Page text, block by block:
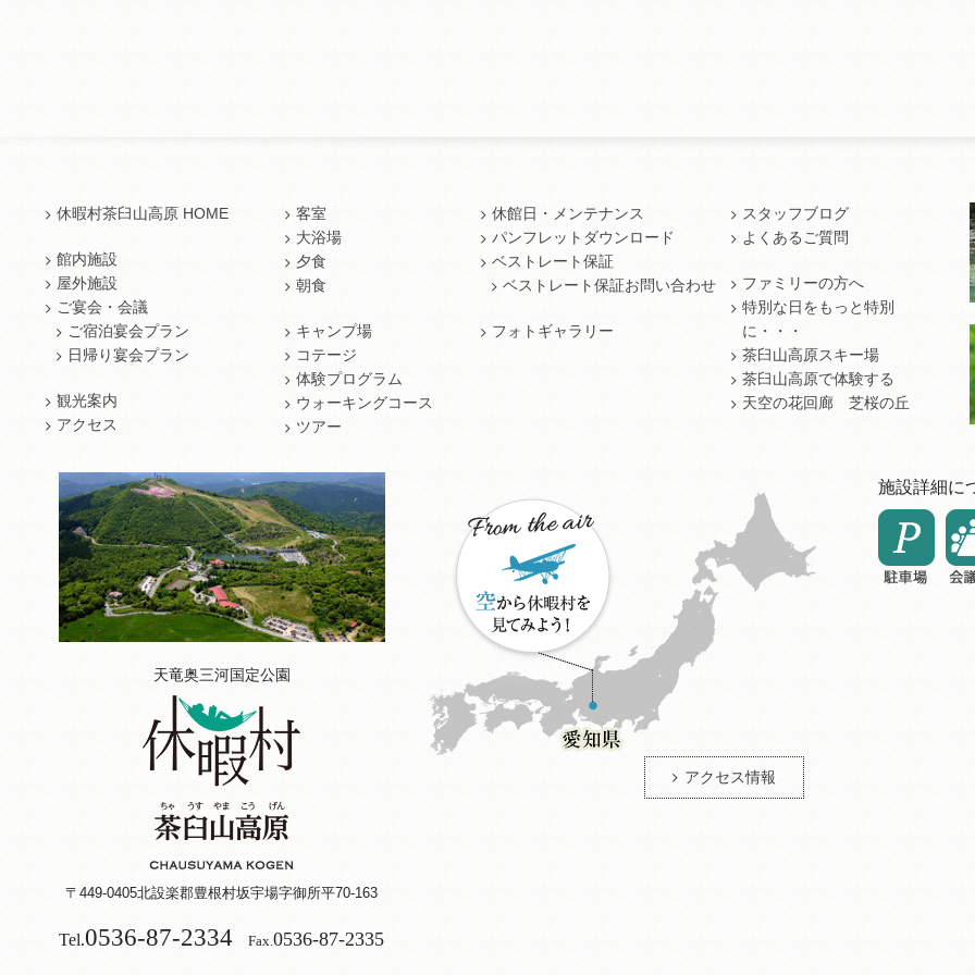
休暇村茶臼山高原 HOME
館内施設
屋外施設
ご宴会・会議
ご宿泊宴会プラン
日帰り宴会プラン
観光案内
アクセス
客室
大浴場
夕食
朝食
キャンプ場
コテージ
体験プログラム
ウォーキングコース
ツアー
休館日・メンテナンス
パンフレットダウンロード
ベストレート保証
ベストレート保証お問い合わせ
フォトギャラリー
スタッフブログ
よくあるご質問
ファミリーの方へ
特別な日をもっと特別
に・・・
茶臼山高原スキー場
茶臼山高原で体験する
天空の花回廊 芝桜の丘
天竜奥三河国定公園
〒449-0405北設楽郡豊根村坂宇場字御所平70-163
Tel.0536-87-2334 Fax.0536-87-2335
アクセス情報
施設詳細に